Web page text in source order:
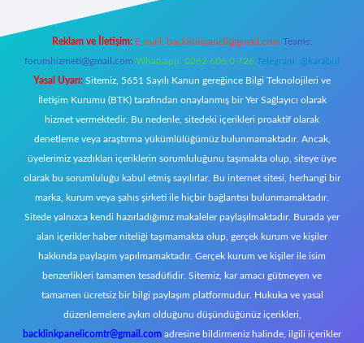
Reklam ve İletişim: E-mail: backlinkpaneli@gmail.com Teams:
forumhizmeti@gmail.com Whatsapp: 0262 606 0 726 Telegram: @karabul
Yasal Uyarı: Sitemiz, 5651 Sayılı Kanun gereğince Bilgi Teknolojileri ve
İletişim Kurumu (BTK) tarafından onaylanmış bir Yer Sağlayıcı olarak
hizmet vermektedir. Bu nedenle, sitedeki içerikleri proaktif olarak
denetleme veya araştırma yükümlülüğümüz bulunmamaktadır. Ancak,
üyelerimiz yazdıkları içeriklerin sorumluluğunu taşımakta olup, siteye üye
olarak bu sorumluluğu kabul etmiş sayılırlar. Bu internet sitesi, herhangi bir
marka, kurum veya şahıs şirketi ile hiçbir bağlantısı bulunmamaktadır.
Sitede yalnızca kendi hazırladığımız makaleler paylaşılmaktadır. Burada yer
alan içerikler haber niteliği taşımamakta olup, gerçek kurum ve kişiler
hakkında paylaşım yapılmamaktadır. Gerçek kurum ve kişiler ile isim
benzerlikleri tamamen tesadüfidir. Sitemiz, kar amacı gütmeyen ve
tamamen ücretsiz bir bilgi paylaşım platformudur. Hukuka ve yasal
düzenlemelere aykırı olduğunu düşündüğünüz içerikleri,
backlinkpanelicomtr@gmail.com adresine bildirmeniz halinde, ilgili içerikler